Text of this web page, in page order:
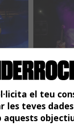
el teu
les teves
aquests